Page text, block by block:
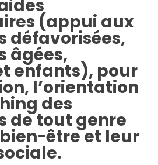
(appui aux
défavorisées,
âgées,
enfants), pour
l’orientation
des
de tout genre
être et leur